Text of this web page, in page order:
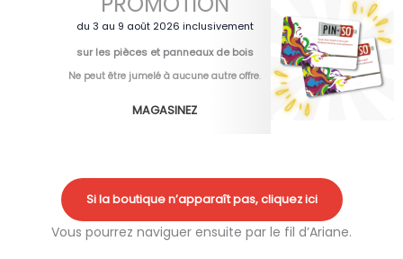
du 3 au 9 août 2026 inclusivement
sur les pièces et panneaux de bois
Ne peut être jumelé à aucune autre offre.
MAGASINEZ
Si la boutique n’apparaît pas, cliquez ici
Vous pourrez naviguer ensuite par le fil d’Ariane.